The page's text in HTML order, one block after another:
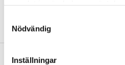
Nödvändig
Inställningar